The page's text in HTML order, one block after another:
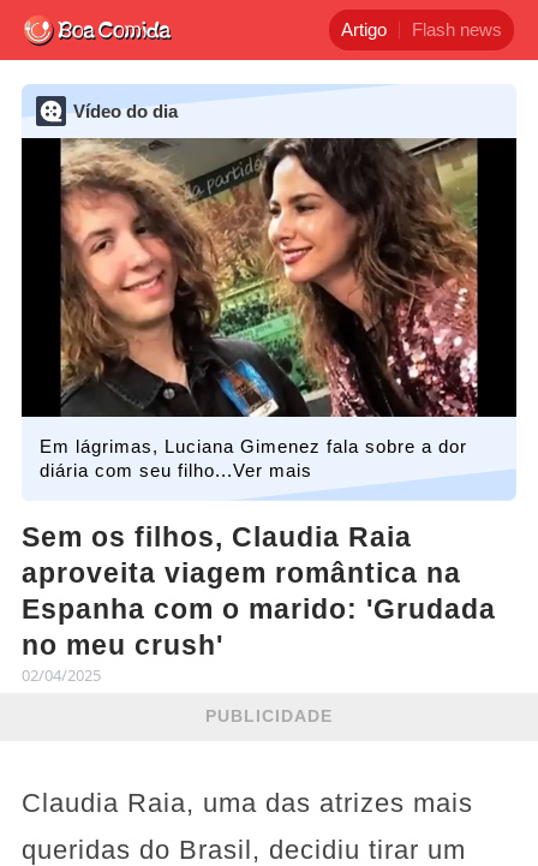
Artigo Flash news
Vídeo do dia
Em lágrimas, Luciana Gimenez fala sobre a dor
diária com seu filho...Ver mais
Sem os filhos, Claudia Raia
aproveita viagem romântica na
Espanha com o marido: 'Grudada
no meu crush'
02/04/2025
PUBLICIDADE
Claudia Raia, uma das atrizes mais
queridas do Brasil, decidiu tirar um